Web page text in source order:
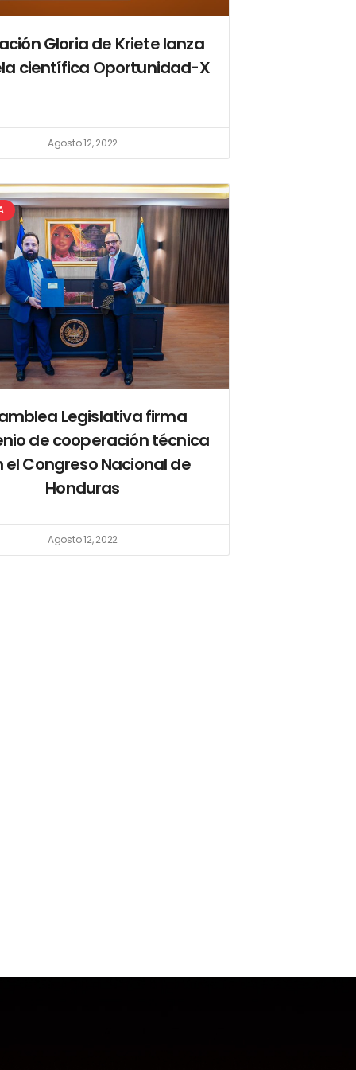
Gloria de Kriete lanza
científica Oportunidad-X
Agosto 12, 2022
Legislativa firma
de cooperación técnica
el Congreso Nacional de
Honduras
Agosto 12, 2022